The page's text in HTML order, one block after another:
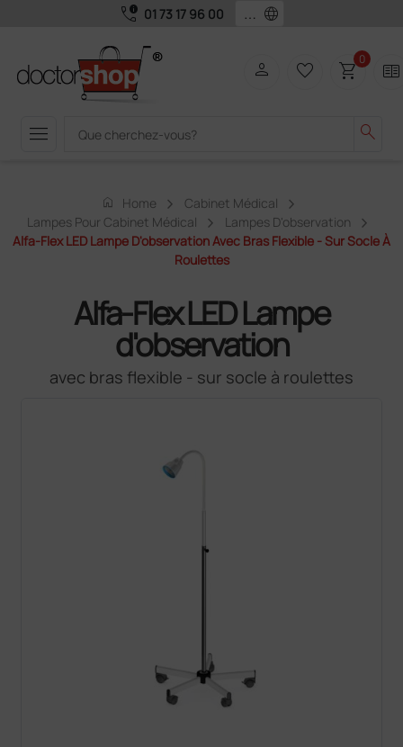
call_quality 01 73 17 96 00 language
menu search
person favorite_border shopping_cart0 two_pager
home Home
Cabinet Médical
Lampes Pour Cabinet Médical
Lampes D'observation
Alfa-Flex LED Lampe D'observation Avec Bras Flexible - Sur Socle À
Roulettes
Alfa-Flex LED Lampe
d'observation
avec bras flexible - sur socle à roulettes